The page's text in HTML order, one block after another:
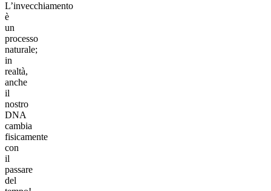
L’invecchiamento
è
un
processo
naturale;
in
realtà,
anche
il
nostro
DNA
cambia
fisicamente
con
il
passare
del